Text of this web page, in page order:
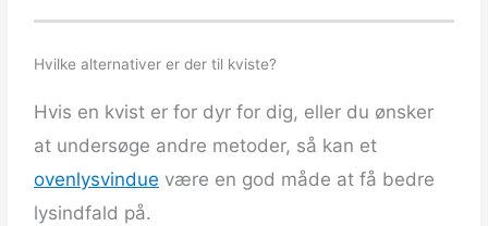
Hvilke alternativer er der til kviste?
Hvis en kvist er for dyr for dig, eller du ønsker
at undersøge andre metoder, så kan et
ovenlysvindue være en god måde at få bedre
lysindfald på.